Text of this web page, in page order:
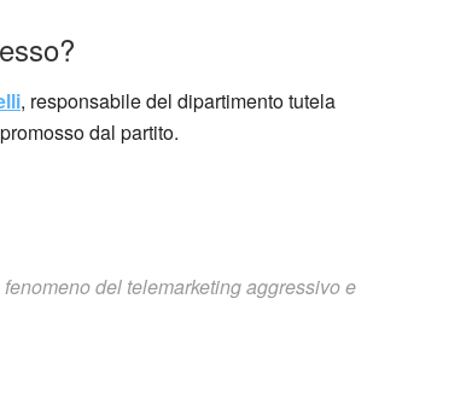
, responsabile del dipartimento tutela
dal partito.
del telemarketing aggressivo e